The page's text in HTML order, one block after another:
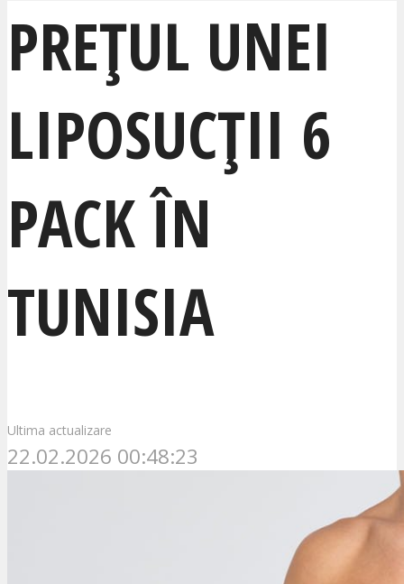
PREȚUL UNEI
LIPOSUCȚII 6
PACK ÎN
TUNISIA
Ultima actualizare
22.02.2026 00:48:23